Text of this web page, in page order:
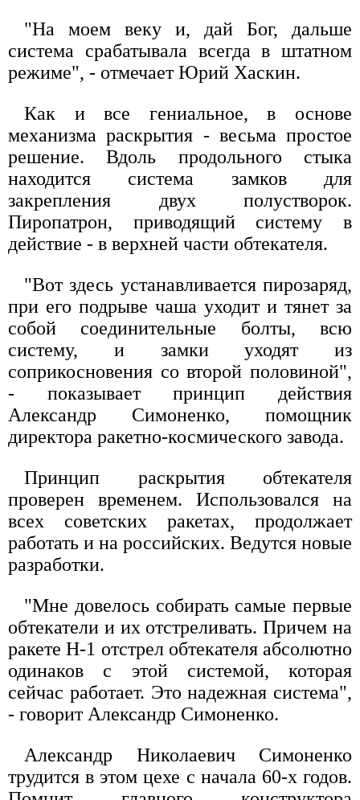
"На моем веку и, дай Бог, дальше
система срабатывала всегда в штатном
режиме", - отмечает Юрий Хаскин.
Как и все гениальное, в основе
механизма раскрытия - весьма простое
решение. Вдоль продольного стыка
находится система замков для
закрепления двух полустворок.
Пиропатрон, приводящий систему в
действие - в верхней части обтекателя.
"Вот здесь устанавливается пирозаряд,
при его подрыве чаша уходит и тянет за
собой соединительные болты, всю
систему, и замки уходят из
соприкосновения со второй половиной",
- показывает принцип действия
Александр Симоненко, помощник
директора ракетно-космического завода.
Принцип раскрытия обтекателя
проверен временем. Использовался на
всех советских ракетах, продолжает
работать и на российских. Ведутся новые
разработки.
"Мне довелось собирать самые первые
обтекатели и их отстреливать. Причем на
ракете Н-1 отстрел обтекателя абсолютно
одинаков с этой системой, которая
сейчас работает. Это надежная система",
- говорит Александр Симоненко.
Александр Николаевич Симоненко
трудится в этом цехе с начала 60-х годов.